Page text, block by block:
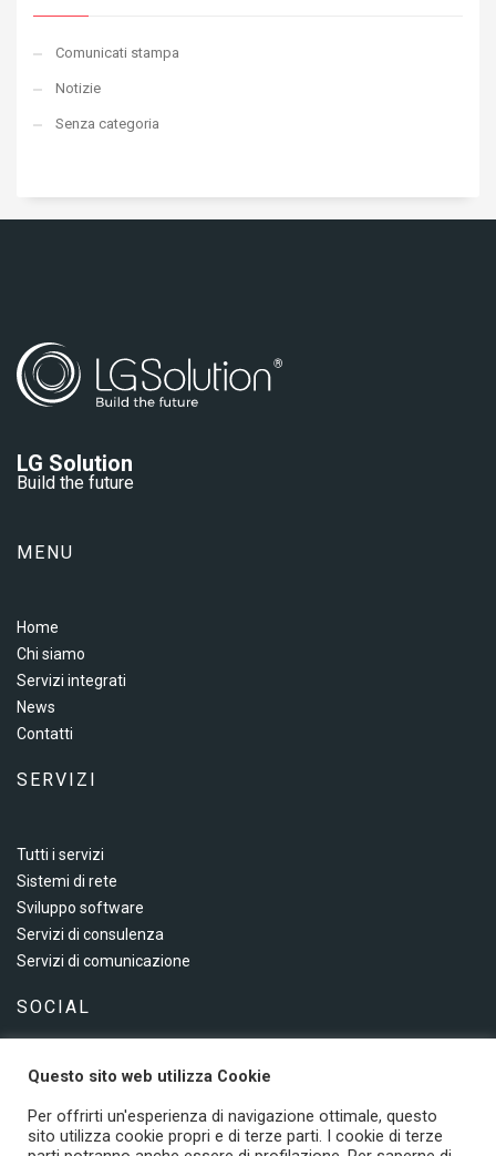
Comunicati stampa
Notizie
Senza categoria
LG Solution
Build the future
MENU
Home
Chi siamo
Servizi integrati
News
Contatti
SERVIZI
Tutti i servizi
Sistemi di rete
Sviluppo software
Servizi di consulenza
Servizi di comunicazione
SOCIAL
Seguici sui social
Questo sito web utilizza Cookie
Per offrirti un'esperienza di navigazione ottimale, questo
sito utilizza cookie propri e di terze parti. I cookie di terze